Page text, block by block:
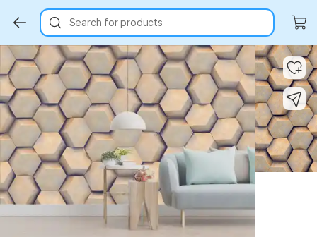
Search for products
Key Highlights Key Highlights